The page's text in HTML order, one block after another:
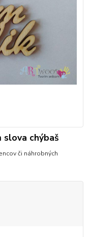
slova chýbaš
či náhrobných